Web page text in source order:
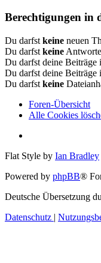
Berechtigungen in
Du darfst keine neuen
Du darfst keine
Du darfst deine Beiträge
Du darfst deine Beiträge
Du darfst keine
Foren-Übersicht
Alle Cookies
Flat Style by Ian Bradley
Powered by phpBB®
Deutsche Übersetzung
Datenschutz |